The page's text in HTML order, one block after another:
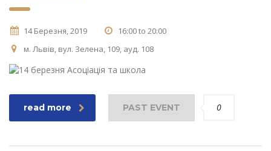
14 Березня, 2019
16:00 to 20:00
м. Львів, вул. Зелена, 109, ауд. 108
read more PAST EVENT 0